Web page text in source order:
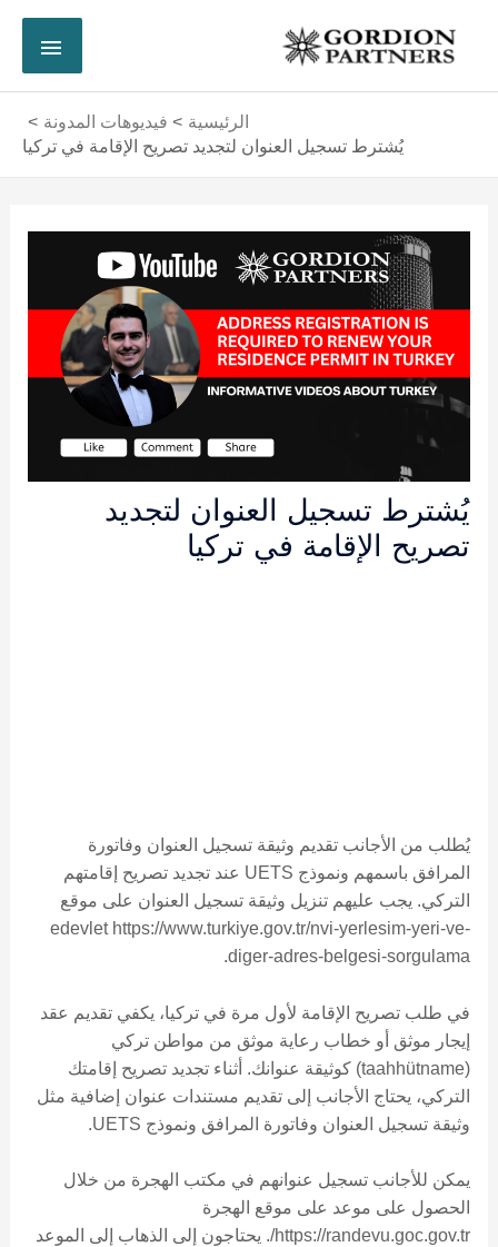
المحتوى
الرئيسية
فيديوهات المدونة
يُشترط تسجيل العنوان لتجديد تصريح الإقامة في تركيا
يُشترط تسجيل العنوان لتجديد
تصريح الإقامة في تركيا
يُطلب من الأجانب تقديم وثيقة تسجيل العنوان وفاتورة
المرافق باسمهم ونموذج UETS عند تجديد تصريح إقامتهم
التركي. يجب عليهم تنزيل وثيقة تسجيل العنوان على موقع
edevlet https://www.turkiye.gov.tr/nvi-yerlesim-yeri-ve-
diger-adres-belgesi-sorgulama.
في طلب تصريح الإقامة لأول مرة في تركيا، يكفي تقديم عقد
إيجار موثق أو خطاب رعاية موثق من مواطن تركي
(taahhütname) كوثيقة عنوانك. أثناء تجديد تصريح إقامتك
التركي، يحتاج الأجانب إلى تقديم مستندات عنوان إضافية مثل
وثيقة تسجيل العنوان وفاتورة المرافق ونموذج UETS.
يمكن للأجانب تسجيل عنوانهم في مكتب الهجرة من خلال
الحصول على موعد على موقع الهجرة
https://randevu.goc.gov.tr/. يحتاجون إلى الذهاب إلى الموعد